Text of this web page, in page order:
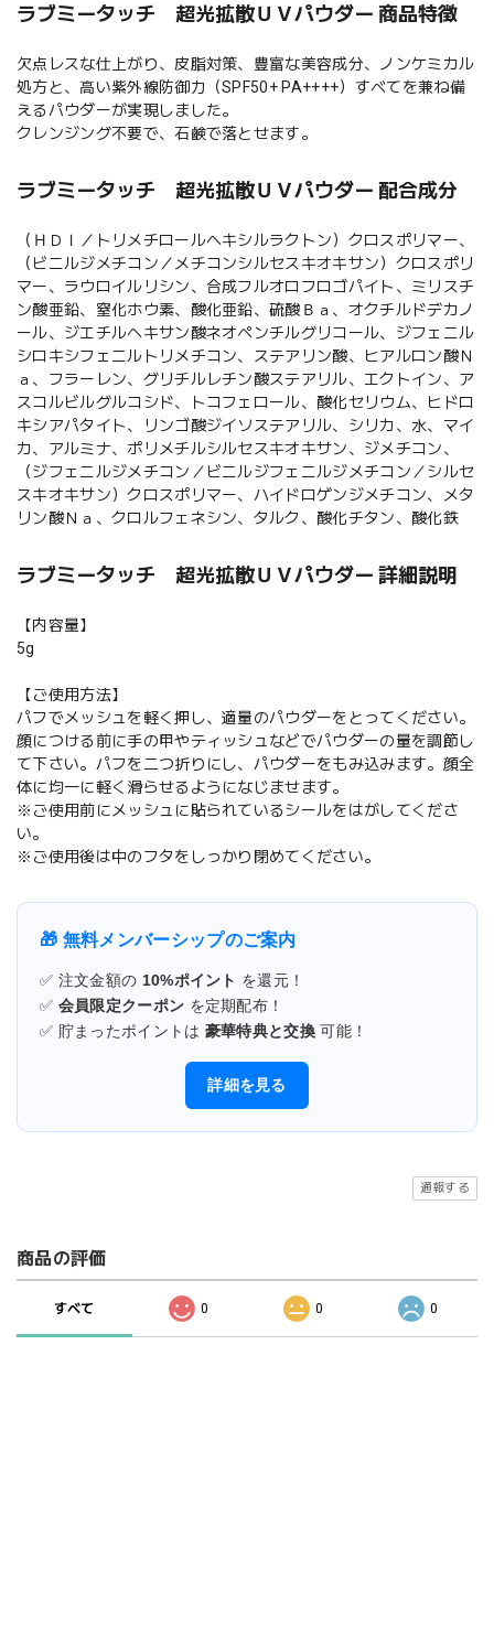
ラブミータッチ 超光拡散ＵＶパウダー 商品特徴
欠点レスな仕上がり、皮脂対策、豊富な美容成分、ノンケミカル
処方と、高い紫外線防御力（SPF50+ PA++++）すべてを兼ね備
えるパウダーが実現しました。
クレンジング不要で、石鹸で落とせます。
ラブミータッチ 超光拡散ＵＶパウダー 配合成分
（ＨＤＩ／トリメチロールヘキシルラクトン）クロスポリマー、
（ビニルジメチコン／メチコンシルセスキオキサン）クロスポリ
マー、ラウロイルリシン、合成フルオロフロゴパイト、ミリスチ
ン酸亜鉛、窒化ホウ素、酸化亜鉛、硫酸Ｂａ、オクチルドデカノ
ール、ジエチルヘキサン酸ネオペンチルグリコール、ジフェニル
シロキシフェニルトリメチコン、ステアリン酸、ヒアルロン酸Ｎ
ａ、フラーレン、グリチルレチン酸ステアリル、エクトイン、ア
スコルビルグルコシド、トコフェロール、酸化セリウム、ヒドロ
キシアパタイト、リンゴ酸ジイソステアリル、シリカ、水、マイ
カ、アルミナ、ポリメチルシルセスキオキサン、ジメチコン、
（ジフェニルジメチコン／ビニルジフェニルジメチコン／シルセ
スキオキサン）クロスポリマー、ハイドロゲンジメチコン、メタ
リン酸Ｎａ、クロルフェネシン、タルク、酸化チタン、酸化鉄
ラブミータッチ 超光拡散ＵＶパウダー 詳細説明
【内容量】
5g
【ご使用方法】
パフでメッシュを軽く押し、適量のパウダーをとってください。
顔につける前に手の甲やティッシュなどでパウダーの量を調節し
て下さい。パフを二つ折りにし、パウダーをもみ込みます。顔全
体に均一に軽く滑らせるようになじませます。
※ご使用前にメッシュに貼られているシールをはがしてくださ
い。
※ご使用後は中のフタをしっかり閉めてください。
🎁 無料メンバーシップのご案内
✅ 注文金額の 10%ポイント を還元！
✅ 会員限定クーポン を定期配布！
✅ 貯まったポイントは 豪華特典と交換 可能！
詳細を見る
通報する
商品の評価
すべて 0 0 0